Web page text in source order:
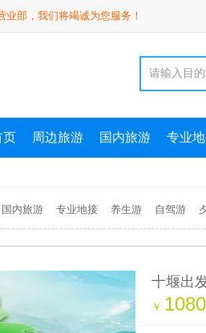
部，我们将竭诚为您服务！
页 周边旅游 国内旅游 专业
国内旅游 专业地接 养生游 自驾游
十堰出
大九湖
￥ 1080